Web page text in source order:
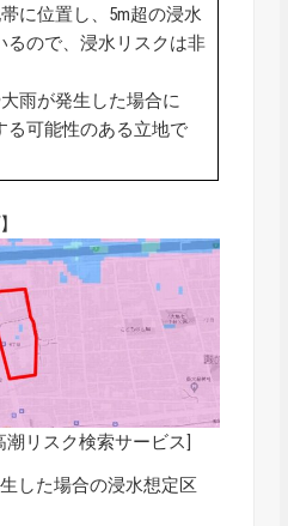
に位置し、5m超の浸水
るので、浸水リスクは非
雨が発生した場合に
る可能性のある立地で
潮リスク検索サービス]
した場合の浸水想定区